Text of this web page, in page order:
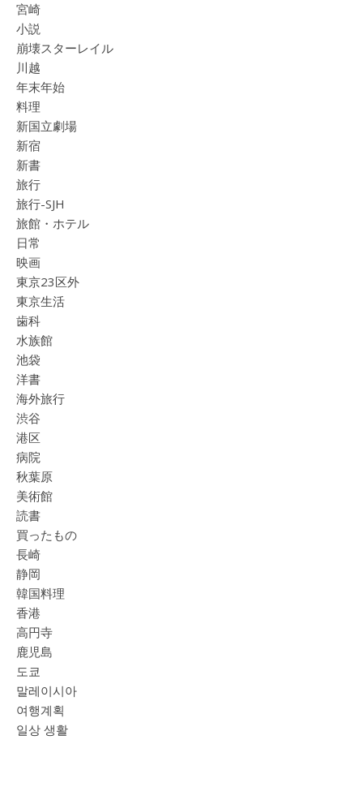
宮崎
小説
崩壊スターレイル
川越
年末年始
料理
新国立劇場
新宿
新書
旅行
旅行-SJH
旅館・ホテル
日常
映画
東京23区外
東京生活
歯科
水族館
池袋
洋書
海外旅行
渋谷
港区
病院
秋葉原
美術館
読書
買ったもの
長崎
静岡
韓国料理
香港
高円寺
鹿児島
도쿄
말레이시아
여행계획
일상 생활